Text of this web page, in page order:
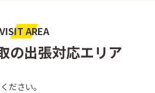
VISIT AREA
の出張対応エリア
ださい。